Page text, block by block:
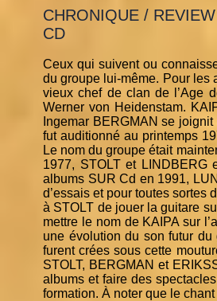
CHRONIQUE / REVIEW
CD
Ceux qui suivent ou
du groupe lui-même. Pour les
vieux chef de clan de l’Age
Werner von Heidenstam.
Ingemar BERGMAN se
fut auditionné au printemps
Le nom du groupe était
1977, STOLT et LINDBERG
albums SUR Cd en 1991,
d’essais et pour toutes sortes
à STOLT de jouer la guitare
mettre le nom de KAIPA sur
une évolution du son futur
furent crées sous cette
STOLT, BERGMAN et
albums et faire des
formation. À noter que le